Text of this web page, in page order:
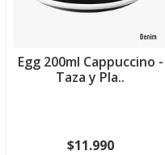
Egg 200ml Cappuccino -
Taza y Pla..
$11.990